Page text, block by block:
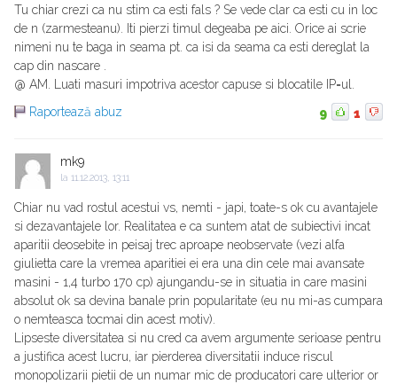
Tu chiar crezi ca nu stim ca esti fals ? Se vede clar ca esti cu in loc
de n (zarmesteanu). Iti pierzi timul degeaba pe aici. Orice ai scrie
nimeni nu te baga in seama pt. ca isi da seama ca esti dereglat la
cap din nascare .
@ AM. Luati masuri impotriva acestor capuse si blocatile IP=ul.
Raportează abuz
9 1
mk9
la 11.12.2013, 13:11
Chiar nu vad rostul acestui vs, nemti - japi, toate-s ok cu avantajele
si dezavantajele lor. Realitatea e ca suntem atat de subiectivi incat
aparitii deosebite in peisaj trec aproape neobservate (vezi alfa
giulietta care la vremea aparitiei ei era una din cele mai avansate
masini - 1,4 turbo 170 cp) ajungandu-se in situatia in care masini
absolut ok sa devina banale prin popularitate (eu nu mi-as cumpara
o nemteasca tocmai din acest motiv).
Lipseste diversitatea si nu cred ca avem argumente serioase pentru
a justifica acest lucru, iar pierderea diversitatii induce riscul
monopolizarii pietii de un numar mic de producatori care ulterior or